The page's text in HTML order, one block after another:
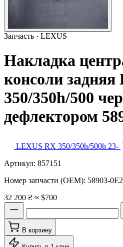
Запчасть · LEXUS
Накладка
консоли задняя
350/350h/500
дефлектором
LEXUS RX 350/350h/500h 23-
Артикул: 857151
Номер запчасти (OEM): 58903-
32 200 ₴ ≈ $700
В корзину